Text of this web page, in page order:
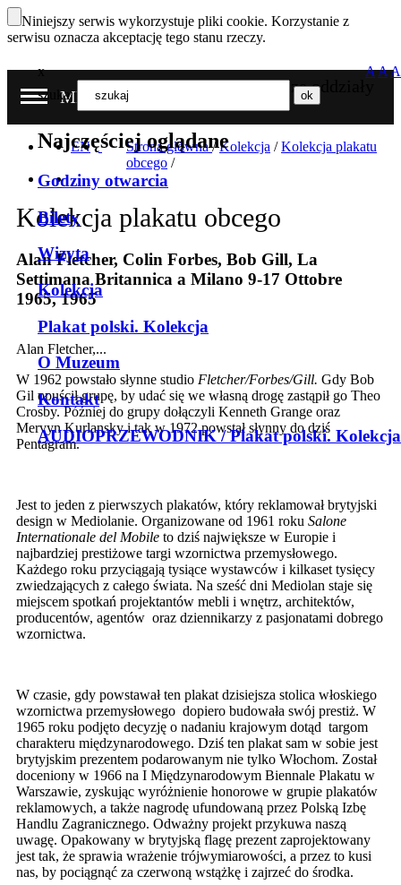
Niniejszy serwis wykorzystuje pliki cookie. Korzystanie z
serwisu oznacza akceptację tego stanu rzeczy.
Nasze oddziały
MENU
x
szukaj
Najczęściej oglądane
Godziny otwarcia
Bilety
Wizyta
Kolekcja
Plakat polski. Kolekcja
O Muzeum
Kontakt
AUDIOPRZEWODNIK / Plakat polski. Kolekcja
AAA
EN Strona główna/ Kolekcja /Kolekcja plakatu
obcego /
Kolekcja plakatu obcego
Alan Fletcher, Colin Forbes, Bob Gill, La
Settimana Britannica a Milano 9-17 Ottobre
1965, 1965
Alan Fletcher,...
W 1962 powstało słynne studio Fletcher/Forbes/Gill. Gdy Bob
Gil opuścił grupę, by udać się we własną drogę zastąpił go Theo
Crosby. Później do grupy dołączyli Kenneth Grange oraz
Mervyn Kurlansky i tak w 1972 powstał słynny do dziś
Pentagram.
Jest to jeden z pierwszych plakatów, który reklamował brytyjski
design w Mediolanie. Organizowane od 1961 roku Salone
Internationale del Mobile to dziś największe w Europie i
najbardziej prestiżowe targi wzornictwa przemysłowego.
Każdego roku przyciągają tysiące wystawców i kilkaset tysięcy
zwiedzających z całego świata. Na sześć dni Mediolan staje się
miejscem spotkań projektantów mebli i wnętrz, architektów,
producentów, agentów oraz dziennikarzy z pasjonatami dobrego
wzornictwa.
W czasie, gdy powstawał ten plakat dzisiejsza stolica włoskiego
wzornictwa przemysłowego dopiero budowała swój prestiż. W
1965 roku podjęto decyzję o nadaniu krajowym dotąd targom
charakteru międzynarodowego. Dziś ten plakat sam w sobie jest
brytyjskim prezentem podarowanym nie tylko Włochom. Został
doceniony w 1966 na I Międzynarodowym Biennale Plakatu w
Warszawie, zyskując wyróżnienie honorowe w grupie plakatów
reklamowych, a także nagrodę ufundowaną przez Polską Izbę
Handlu Zagranicznego. Odważny projekt przykuwa naszą
uwagę. Opakowany w brytyjską flagę prezent zaprojektowany
jest tak, że sprawia wrażenie trójwymiarowości, a przez to kusi
nas, by pociągnąć za czerwoną wstążkę i zajrzeć do środka.